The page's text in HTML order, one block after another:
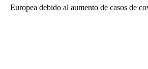
Europea debido al aumento de casos de